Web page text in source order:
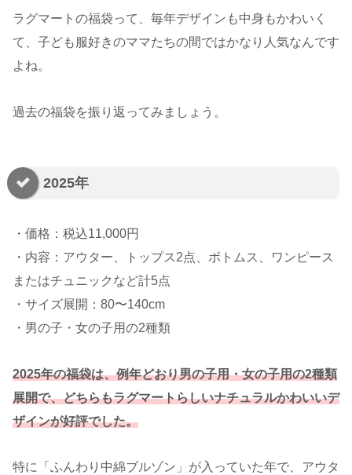
ラグマートの福袋って、毎年デザインも中身もかわいく
て、子ども服好きのママたちの間ではかなり人気なんです
よね。
過去の福袋を振り返ってみましょう。
2025年
・価格：税込11,000円
・内容：アウター、トップス2点、ボトムス、ワンピース
またはチュニックなど計5点
・サイズ展開：80〜140cm
・男の子・女の子用の2種類
2025年の福袋は、例年どおり男の子用・女の子用の2種類
展開で、どちらもラグマートらしいナチュラルかわいいデ
ザインが好評でした。
特に「ふんわり中綿ブルゾン」が入っていた年で、アウタ